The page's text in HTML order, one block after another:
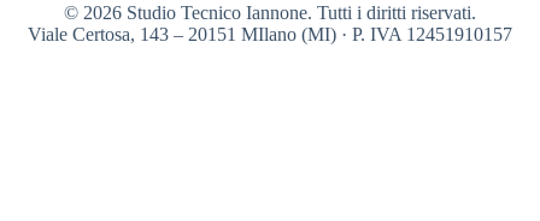
© 2026 Studio Tecnico Iannone. Tutti i diritti riservati.
Viale Certosa, 143 – 20151 MIlano (MI) · P. IVA 12451910157